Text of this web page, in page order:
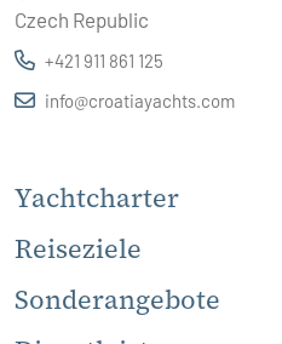
Czech Republic
+421 911 861 125
info@croatiayachts.com
Yachtcharter
Reiseziele
Sonderangebote